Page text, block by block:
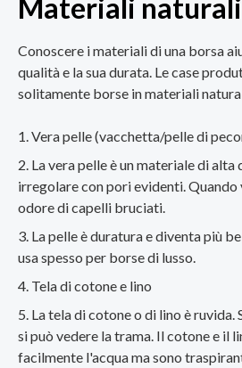
Materiali naturali
Conoscere i materiali di una borsa
qualità e la sua durata. Le case
solitamente borse in materiali
Vera pelle (vacchetta/pelle di
La vera pelle è un materiale di
irregolare con pori evidenti. Quando
odore di capelli bruciati.
La pelle è duratura e diventa più
usa spesso per borse di lusso.
Tela di cotone e lino
La tela di cotone o di lino è ruvida.
si può vedere la trama. Il cotone e il
facilmente l'acqua ma sono